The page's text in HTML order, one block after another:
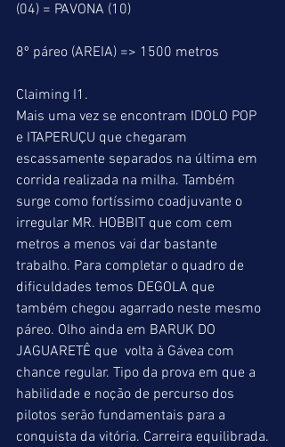
(04) = PAVONA (10)
8º páreo (AREIA) => 1500 metros
Claiming I1.
Mais uma vez se encontram IDOLO POP
e ITAPERUÇU que chegaram
escassamente separados na última em
corrida realizada na milha. Também
surge como fortíssimo coadjuvante o
irregular MR. HOBBIT que com cem
metros a menos vai dar bastante
trabalho. Para completar o quadro de
dificuldades temos DEGOLA que
também chegou agarrado neste mesmo
páreo. Olho ainda em BARUK DO
JAGUARETÊ que  volta à Gávea com
chance regular. Tipo da prova em que a
habilidade e noção de percurso dos
pilotos serão fundamentais para a
conquista da vitória. Carreira equilibrada.